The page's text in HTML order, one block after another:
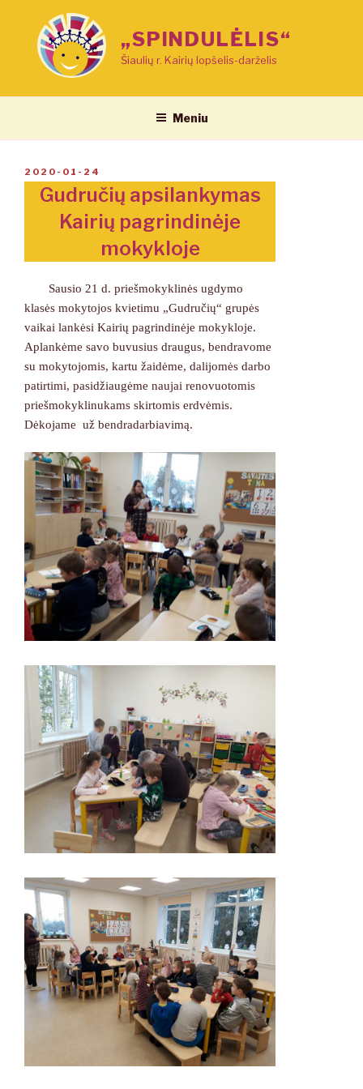
„SPINDULĖLIS“
Šiaulių r. Kairių lopšelis-darželis
Meniu
PASKELBTA
2020-01-24
Gudručių apsilankymas
Kairių pagrindinėje
mokykloje
Sausio 21 d. priešmokyklinės ugdymo
klasės mokytojos kvietimu „Gudručių“ grupės
vaikai lankėsi Kairių pagrindinėje mokykloje.
Aplankėme savo buvusius draugus, bendravome
su mokytojomis, kartu žaidėme, dalijomės darbo
patirtimi, pasidžiaugėme naujai renovuotomis
priešmokyklinukams skirtomis erdvėmis.
Dėkojame už bendradarbiavimą.